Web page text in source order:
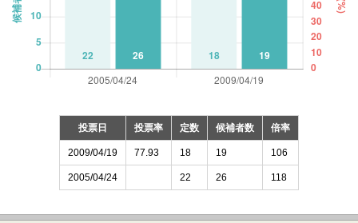
投票日 投票率 定数 候補者数 倍率
2009/04/19 77.93 18 19 106
2005/04/24 22 26 118